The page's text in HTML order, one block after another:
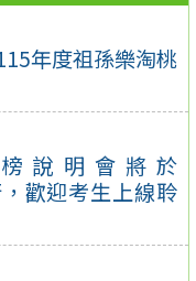
年度祖孫樂淘桃
說明會將於
歡迎考生上線聆